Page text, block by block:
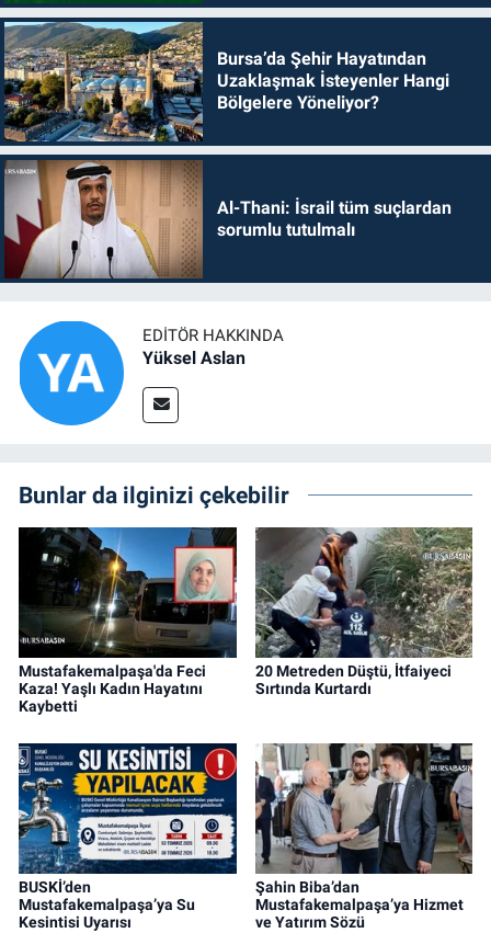
Bursa’da Şehir Hayatından
Uzaklaşmak İsteyenler Hangi
Bölgelere Yöneliyor?
Al-Thani: İsrail tüm suçlardan
sorumlu tutulmalı
EDITÖR HAKKINDA
Yüksel Aslan
Bunlar da ilginizi çekebilir
Mustafakemalpaşa'da Feci
Kaza! Yaşlı Kadın Hayatını
Kaybetti
20 Metreden Düştü, İtfaiyeci
Sırtında Kurtardı
BUSKİ’den
Mustafakemalpaşa’ya Su
Kesintisi Uyarısı
Şahin Biba’dan
Mustafakemalpaşa’ya Hizmet
ve Yatırım Sözü